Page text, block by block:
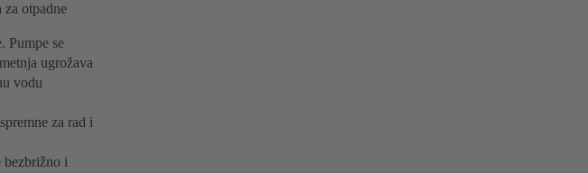
otpadne
Pumpe se
ugrožava
vodu
za rad i
bezbrižno i